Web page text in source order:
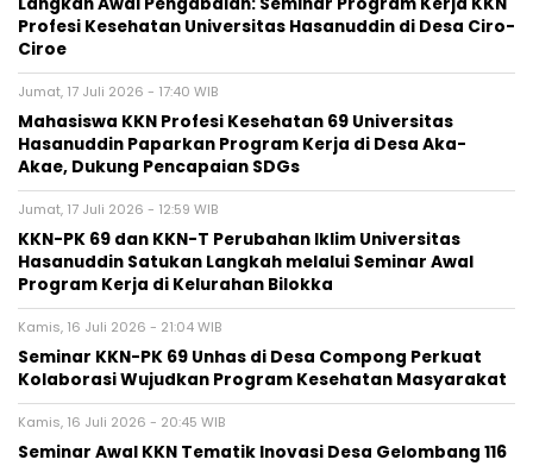
Profesi Kesehatan Universitas Hasanuddin di Desa Ciro-
Ciroe
Jumat, 17 Juli 2026 - 17:40 WIB
Mahasiswa KKN Profesi Kesehatan 69 Universitas
Hasanuddin Paparkan Program Kerja di Desa Aka-
Akae, Dukung Pencapaian SDGs
Jumat, 17 Juli 2026 - 12:59 WIB
KKN-PK 69 dan KKN-T Perubahan Iklim Universitas
Hasanuddin Satukan Langkah melalui Seminar Awal
Program Kerja di Kelurahan Bilokka
Kamis, 16 Juli 2026 - 21:04 WIB
Seminar KKN-PK 69 Unhas di Desa Compong Perkuat
Kolaborasi Wujudkan Program Kesehatan Masyarakat
Kamis, 16 Juli 2026 - 20:45 WIB
Seminar Awal KKN Tematik Inovasi Desa Gelombang 116